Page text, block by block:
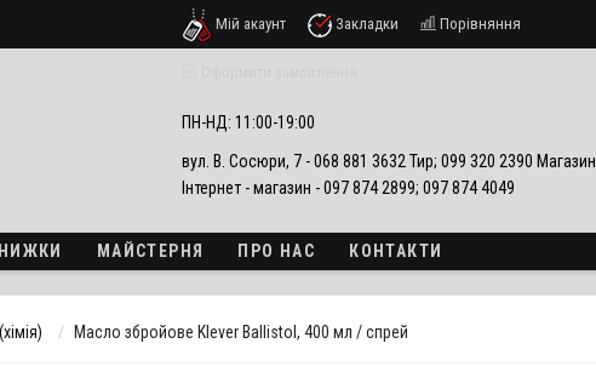
Мій акаунт Закладки Порівняння
ПН-НД: 11:00-19:00
вул. В. Сосюри, 7 - 068 881 3632 Тир; 099 320 2390 Магазин
Інтернет - магазин - 097 874 2899; 097 874 4049
МАЙСТЕРНЯ ПРО НАС КОНТАКТИ
Масло збройове Klever Ballistol, 400 мл / спрей